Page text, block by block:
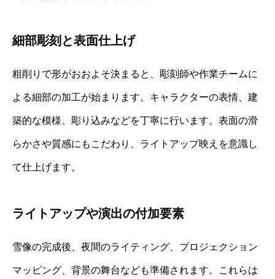
細部彫刻と表面仕上げ
粗削りで形がおおよそ決まると、彫刻師や作業チームに
よる細部の加工が始まります。キャラクターの表情、建
築的な模様、彫り込みなどを丁寧に行います。表面の滑
らかさや質感にもこだわり、ライトアップ映えを意識し
て仕上げます。
ライトアップや演出の付加要素
雪像の完成後、夜間のライティング、プロジェクション
マッピング、背景の舞台なども準備されます。これらは